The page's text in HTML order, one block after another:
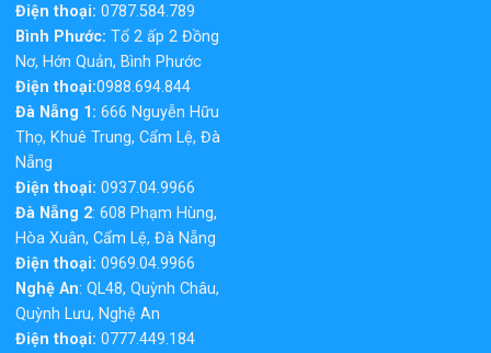
Điện thoại: 0787.584.789
Bình Phước: Tổ 2 ấp 2 Đồng
Nơ, Hớn Quản, Bình Phước
Điện thoại:0988.694.844
Đà Nẵng 1: 666 Nguyễn Hữu
Thọ, Khuê Trung, Cẩm Lệ, Đà
Nẵng
Điện thoại: 0937.04.9966
Đà Nẵng 2: 608 Phạm Hùng,
Hòa Xuân, Cẩm Lệ, Đà Nẵng
Điện thoại: 0969.04.9966
Nghệ An: QL48, Quỳnh Châu,
Quỳnh Lưu, Nghệ An
Điện thoại: 0777.449.184